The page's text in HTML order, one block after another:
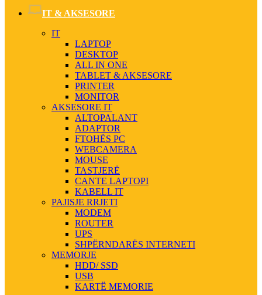
IT & AKSESORE
IT
LAPTOP
DESKTOP
ALL IN ONE
TABLET & AKSESORE
PRINTER
MONITOR
AKSESORE IT
ALTOPALANT
ADAPTOR
FTOHËS PC
WEBCAMERA
MOUSE
TASTJERË
CANTE LAPTOPI
KABELL IT
PAJISJE RRJETI
MODEM
ROUTER
UPS
SHPËRNDARËS INTERNETI
MEMORJE
HDD/ SSD
USB
KARTË MEMORIE